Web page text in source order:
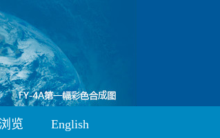
览 English